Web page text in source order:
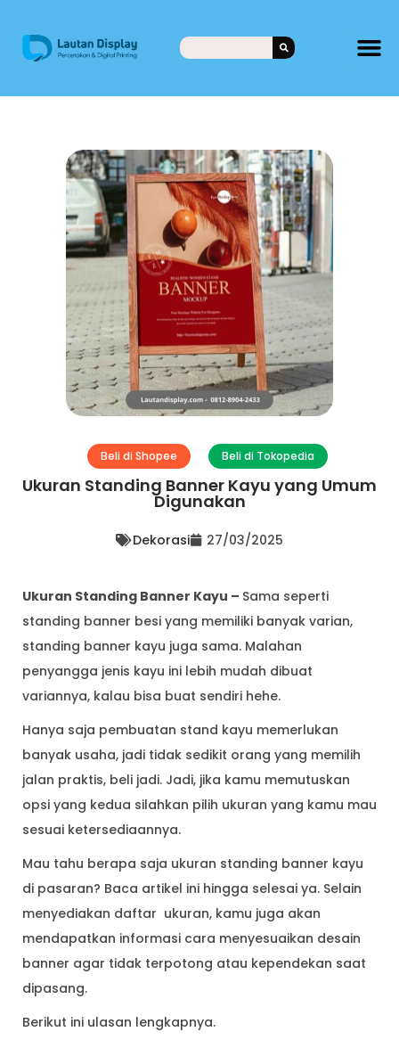
Beli di Shopee Beli di Tokopedia
Ukuran Standing Banner Kayu yang Umum
Digunakan
Dekorasi 27/03/2025
Ukuran Standing Banner Kayu – Sama seperti
standing banner besi yang memiliki banyak varian,
standing banner kayu juga sama. Malahan
penyangga jenis kayu ini lebih mudah dibuat
variannya, kalau bisa buat sendiri hehe.
Hanya saja pembuatan stand kayu memerlukan
banyak usaha, jadi tidak sedikit orang yang memilih
jalan praktis, beli jadi. Jadi, jika kamu memutuskan
opsi yang kedua silahkan pilih ukuran yang kamu mau
sesuai ketersediaannya.
Mau tahu berapa saja ukuran standing banner kayu
di pasaran? Baca artikel ini hingga selesai ya. Selain
menyediakan daftar ukuran, kamu juga akan
mendapatkan informasi cara menyesuaikan desain
banner agar tidak terpotong atau kependekan saat
dipasang.
Berikut ini ulasan lengkapnya.